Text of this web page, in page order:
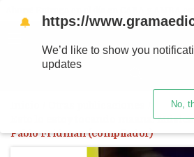
Esto lo estoy tocando maana.
Pablo Fridman (compilador)
🔔 https://
We’d like to show you
updates
No,